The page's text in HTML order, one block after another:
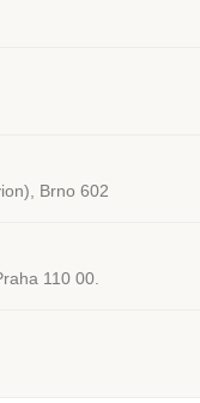
Brno 602
110 00.